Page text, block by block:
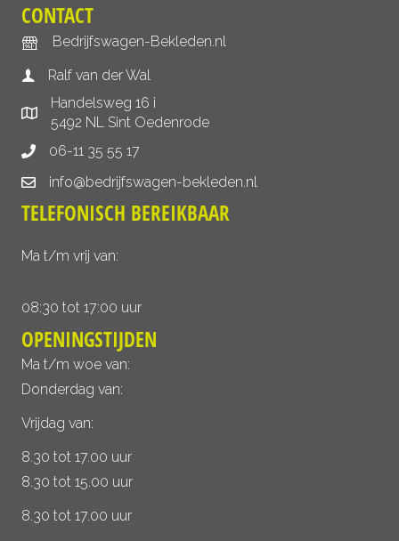
CONTACT
Bedrijfswagen-Bekleden.nl
Ralf van der Wal
Handelsweg 16 i
5492 NL Sint Oedenrode
06-11 35 55 17
info@bedrijfswagen-bekleden.nl
TELEFONISCH BEREIKBAAR
Ma t/m vrij van:
08:30 tot 17:00 uur
OPENINGSTIJDEN
Ma t/m woe van:
Donderdag van:
Vrijdag van:
8.30 tot 17.00 uur
8.30 tot 15.00 uur
8.30 tot 17.00 uur